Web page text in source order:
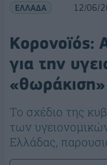
ΕΛΛΑΔΑ 12/06/
Κορονοϊός:
για την
Το σχέδιο της
των
Ελλάδας,